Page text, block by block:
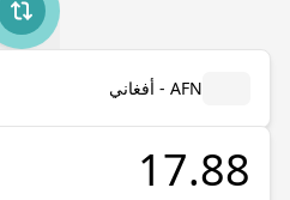
AFN - أفغاني